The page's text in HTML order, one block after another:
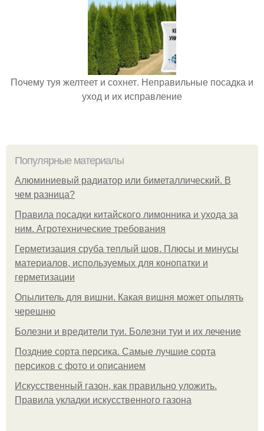
Почему туя желтеет и сохнет. Неправильные посадка и
уход и их исправление
Популярные материалы
Алюминиевый радиатор или биметаллический. В
чем разница?
Правила посадки китайского лимонника и ухода за
ним. Агротехнические требования
Герметизация сруба теплый шов. Плюсы и минусы
материалов, используемых для конопатки и
герметизации
Опылитель для вишни. Какая вишня может опылять
черешню
Болезни и вредители туи. Болезни туи и их лечение
Поздние сорта персика. Самые лучшие сорта
персиков с фото и описанием
Искусственный газон, как правильно уложить.
Правила укладки искусственного газона